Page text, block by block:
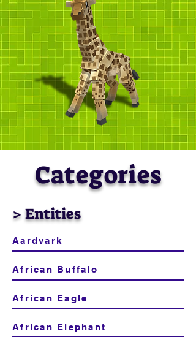
Categories
> Entities
Aardvark
African Buffalo
African Eagle
African Elephant